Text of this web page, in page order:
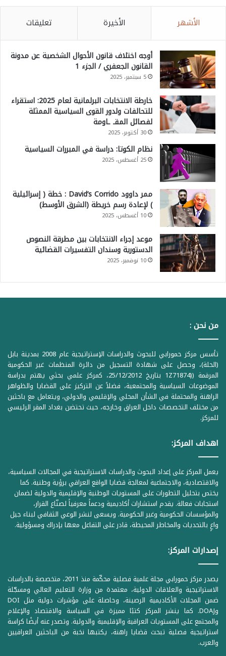
الأشهر الأخيرة تعليقات
أوجه اختلاف قانون الأحوال الشخصية عن مدونة
القانون الجعفري / الجزء 1
5 سبتمبر، 2025
خارطة الانتخابات البرلمانية لعام 2025: استقراء
للتحالفات ولدور القوى السياسية الممثلة
لفصائل المقـ ـاومة
30 أكتوبر، 2025
نظام الكوتا: دراسة في المبررات السياسية
25 أغسطس، 2025
ممر داوود David’s Corrido : خطة ( إسرائيلية
) لإعادة رسم خريطة (الشرق الأوسط)
10 أغسطس، 2025
موعد إجراء الانتخابات بين مطرقة النصوص
الدستورية وسندان التفسيرات القضائية
10 نوفمبر، 2025
من نحن :
تأسس مركز حمورابي للبحوث والدراسات الإستراتيجية عام 2008 بمدينة بابل
(الحلة)، وحصل على شهادة التسجيل من دائرة المنظمات غير الحكومية
المرقمة ((1Z71874 بتاريخ 25/12/2012، كمركز علمي بحثي يهتم بدراسة
الموضوعات السياسية والمجتمعية، فضلاً عن التركيز على القضايا والظواهر
الراهنة والمحتملة في الشأن المحلي والإقليمي والدولي، ويتعامل مع باحثين
من مختلف التخصصات داخل العراق وخارجه، حيث تحتضن بغداد المقر الرئيسي
للمركز.
اهداف المركز:
يعمل المركز على إعداد البحوث والدراسات الاستراتيجية في المجالات السياسية،
والاقتصادية، والاجتماعية لمعالجة قضايا الواقع العراقي برؤية وطنية. كما
يختص بتحليل التطورات على المستويات الوطنية والإقليمية والدولية لضمان
استجابات فعالة. يقدم استشارات أكاديمية ودعماً معرفياً لصنّاع القرار،
والمؤسسات الحكومية وغير الحكومية. ويسعى لنشر الوعي الثقافي لبناء جيل
واعٍ بالتحديات والمخاطر المحيطة، قادر على التفاعل معها بإدراك ومسؤولية.
إصدارات المركز:
يصدر مركز حمورابي مجلة علمية فصلية محكّمة منذ 2011، متخصصة بالدراسات
الاستراتيجية والعلاقات الدولية، معتمدة من وزارة التعليم العالي ومسجّلة
ضمن المجلات الأكاديمية الرصينة، وحاصلة على مؤشرات دولية مثل DOI
وDOAJ. كما ينشر المركز كتبًا مميزة في السياسة والاقتصاد والإعلام
والمجتمع على المستويات العراقية والإقليمية والدولية. وتصدر عنه أيضًا كراسة
استراتيجية فصلية تبحث قضايا راهنة، يكتبها نخبة من الباحثين العراقيين
والعرب.